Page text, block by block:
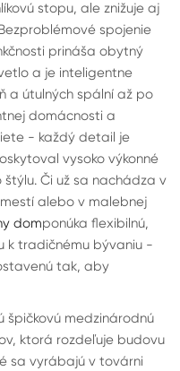
stopu, ale znižuje aj
spojenie
prináša obytný
a je inteligentne
a útulných spální až po
domácnosti a
- každý detail je
vysoko výkonné
Či už sa nachádza v
alebo v malebnej
domponúka flexibilnú,
k tradičnému bývaniu -
tak, aby
špičkovú medzinárodnú
ktorá rozdeľuje budovu
sa vyrábajú v továrni